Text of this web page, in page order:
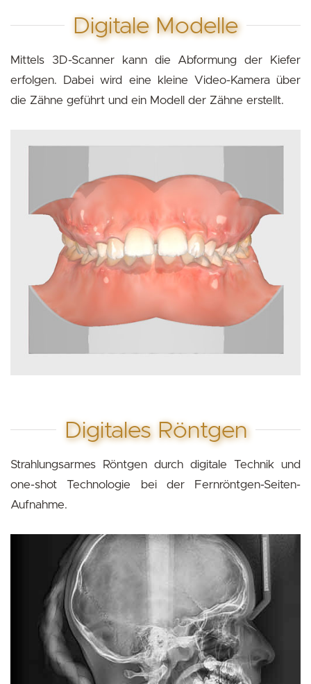
Digitale Modelle
Mittels 3D-Scanner kann die Abformung der Kiefer
erfolgen. Dabei wird eine kleine Video-Kamera über
die Zähne geführt und ein Modell der Zähne erstellt.
Digitales Röntgen
Strahlungsarmes Röntgen durch digitale Technik und
one-shot Technologie bei der Fernröntgen-Seiten-
Aufnahme.